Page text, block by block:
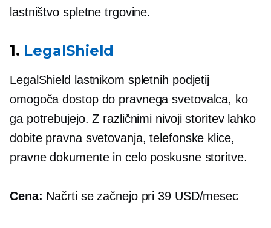
lastništvo spletne trgovine.
1. LegalShield
LegalShield lastnikom spletnih podjetij
omogoča dostop do pravnega svetovalca, ko
ga potrebujejo. Z različnimi nivoji storitev lahko
dobite pravna svetovanja, telefonske klice,
pravne dokumente in celo poskusne storitve.
Cena: Načrti se začnejo pri 39 USD/mesec